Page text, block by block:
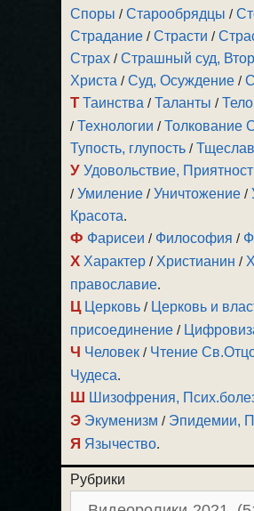
Споры /Старообрядцы /
Страдание /Страсти /
Страх /Страшный суд,
Христа /Суд, Осуждение /
Т Таинства /Таланты /
/Технологии /Толкование
Тупость, глупость /
У Удовольствие,
/Умиление /Уничтожение /
Красота.
Ф Фарисеи / Философия /
Х Характер / Христианин /
православие.
Ц Церковь / Церковь и
присоединение /
Ч Человек / Чтение
Чудеса.
Ш Шизофрения,
Э Экуменизм / Эпидемии,
Я Язычество.
Рубрики